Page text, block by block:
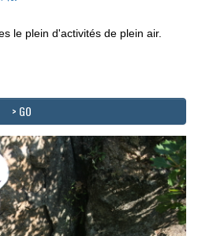
le plein d'activités de plein air.
> GO